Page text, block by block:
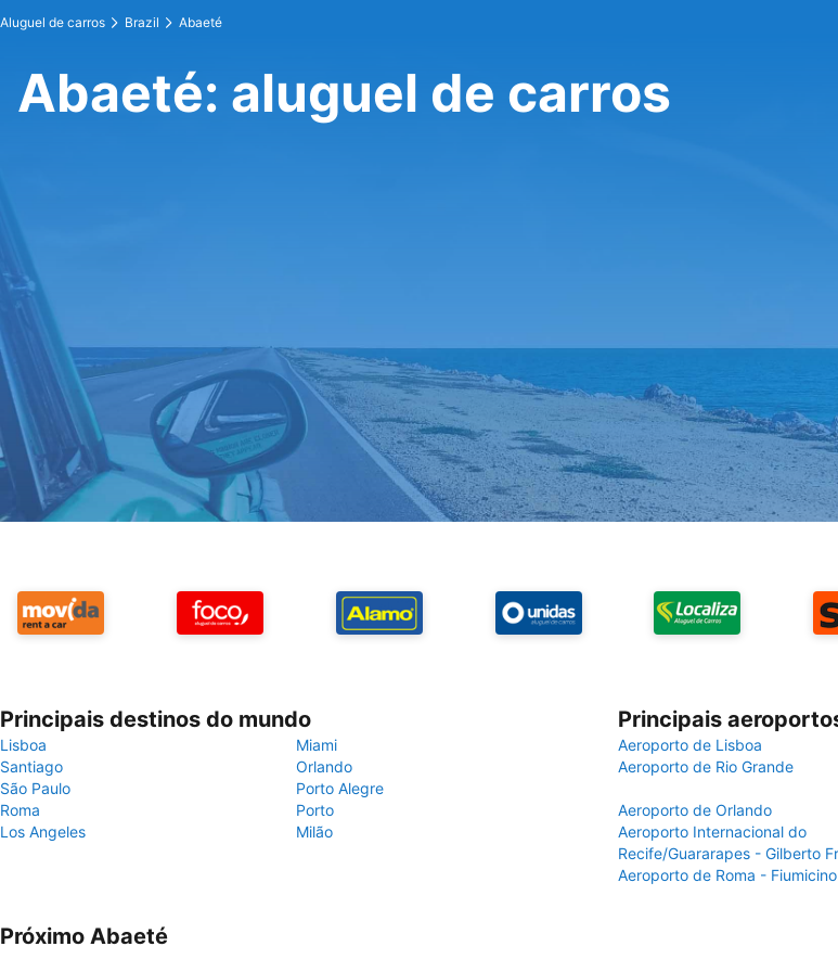
Aluguel de carros Brazil Abaeté
Abaeté: aluguel de carros
Principais destinos do mundo
Lisboa
Miami
Santiago
Orlando
São Paulo
Porto Alegre
Roma
Porto
Los Angeles
Milão
Principais
Aeroporto de Lisboa
Aeroporto de Rio Grande
Aeroporto de Orlando
Aeroporto Internacional do
Recife/Guararapes - Gilberto
Aeroporto de Roma - Fiumicino
Próximo Abaeté